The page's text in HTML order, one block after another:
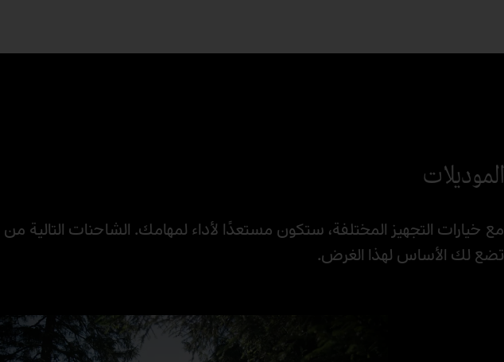
الموديلات
تضع لك الأساس لهذا الغرض.